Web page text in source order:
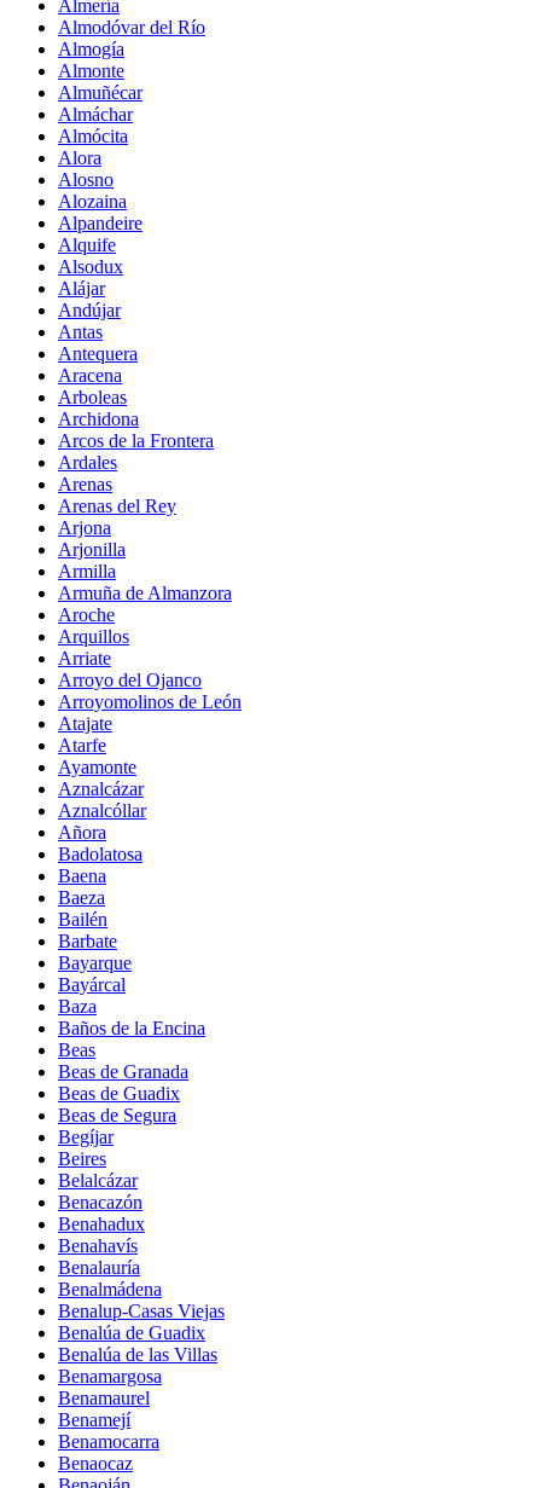
Almería
Almodóvar del Río
Almogía
Almonte
Almuñécar
Almáchar
Almócita
Alora
Alosno
Alozaina
Alpandeire
Alquife
Alsodux
Alájar
Andújar
Antas
Antequera
Aracena
Arboleas
Archidona
Arcos de la Frontera
Ardales
Arenas
Arenas del Rey
Arjona
Arjonilla
Armilla
Armuña de Almanzora
Aroche
Arquillos
Arriate
Arroyo del Ojanco
Arroyomolinos de León
Atajate
Atarfe
Ayamonte
Aznalcázar
Aznalcóllar
Añora
Badolatosa
Baena
Baeza
Bailén
Barbate
Bayarque
Bayárcal
Baza
Baños de la Encina
Beas
Beas de Granada
Beas de Guadix
Beas de Segura
Begíjar
Beires
Belalcázar
Benacazón
Benahadux
Benahavís
Benalauría
Benalmádena
Benalup-Casas Viejas
Benalúa de Guadix
Benalúa de las Villas
Benamargosa
Benamaurel
Benamejí
Benamocarra
Benaocaz